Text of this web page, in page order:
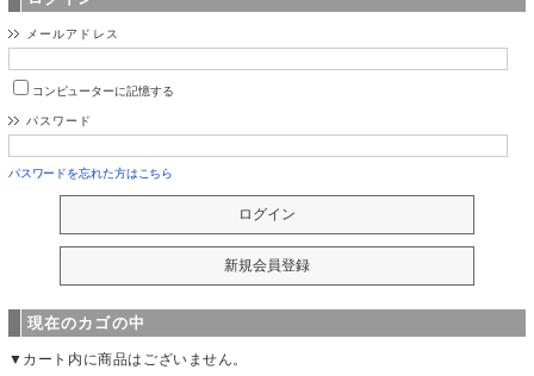
メールアドレス
コンピューターに記憶する
パスワード
パスワードを忘れた方はこちら
現在のカゴの中
▼カート内に商品はございません。